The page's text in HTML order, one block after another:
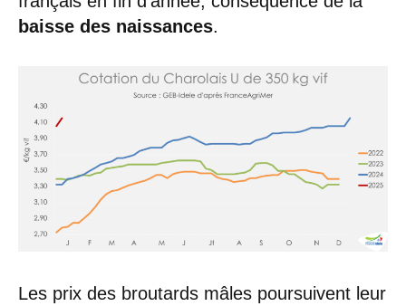
baisse des naissances.
Les prix des broutards mâles poursuivent leur